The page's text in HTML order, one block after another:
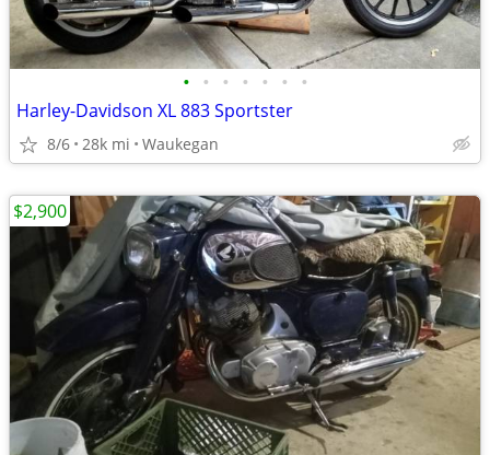
• • • • • • •
Harley-Davidson XL 883 Sportster
8/6 28k mi Waukegan
$2,900